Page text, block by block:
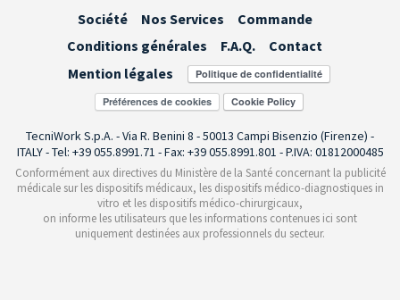
Société Nos Services
Commande
Conditions générales
F.A.Q.
Contact
Mention légales
Préférences de cookies
TecniWork S.p.A. - Via R. Benini 8 - 50013 Campi Bisenzio (Firenze) -
ITALY - Tel: +39 055.8991.71 - Fax: +39 055.8991.801 - P.IVA: 01812000485
Conformément aux directives du Ministère de la Santé concernant la publicité
médicale sur les dispositifs médicaux, les dispositifs médico-diagnostiques in
vitro et les dispositifs médico-chirurgicaux,
on informe les utilisateurs que les informations contenues ici sont
uniquement destinées aux professionnels du secteur.